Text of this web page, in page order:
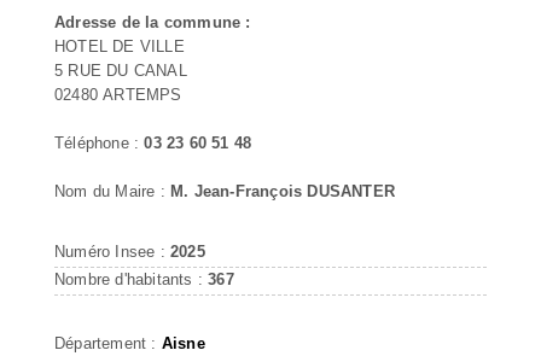
Adresse de la commune :
HOTEL DE VILLE
5 RUE DU CANAL
02480 ARTEMPS
Téléphone :03 23 60 51 48
Nom du Maire : M. Jean-François DUSANTER
Numéro Insee : 2025
Nombre d'habitants :367
Département : Aisne